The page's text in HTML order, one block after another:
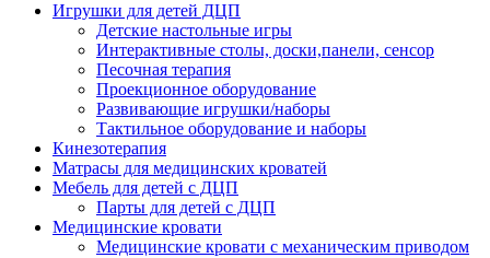
Игрушки для детей ДЦП
Детские настольные игры
Интерактивные столы, доски,панели, сенсор
Песочная терапия
Проекционное оборудование
Развивающие игрушки/наборы
Тактильное оборудование и наборы
Кинезотерапия
Матрасы для медицинских кроватей
Мебель для детей с ДЦП
Парты для детей с ДЦП
Медицинские кровати
Медицинские кровати с механическим приводом